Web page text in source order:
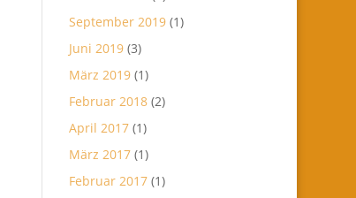
September 2019 (1)
Juni 2019 (3)
März 2019 (1)
Februar 2018 (2)
April 2017 (1)
März 2017 (1)
Februar 2017 (1)